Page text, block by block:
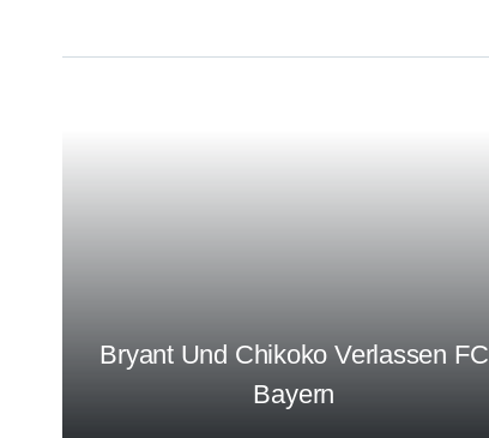
Bryant Und Chikoko Verlassen FC
Bayern